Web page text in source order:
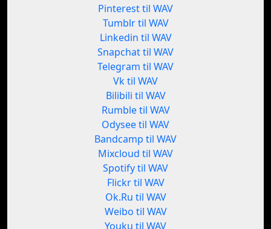
Pinterest til WAV
Tumblr til WAV
Linkedin til WAV
Snapchat til WAV
Telegram til WAV
Vk til WAV
Bilibili til WAV
Rumble til WAV
Odysee til WAV
Bandcamp til WAV
Mixcloud til WAV
Spotify til WAV
Flickr til WAV
Ok.Ru til WAV
Weibo til WAV
Youku til WAV